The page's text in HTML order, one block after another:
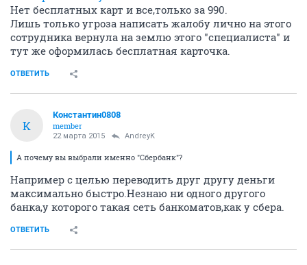
Нет бесплатных карт и все,только за 990.
Лишь только угроза написать жалобу лично на этого
сотрудника вернула на землю этого "специалиста" и
тут же оформилась бесплатная карточка.
ОТВЕТИТЬ
К
Константин0808
member
22 марта 2015 AndreyK
А почему вы выбрали именно "Сбербанк"?
Например с целью переводить друг другу деньги
максимально быстро.Незнаю ни одного другого
банка,у которого такая сеть банкоматов,как у сбера.
ОТВЕТИТЬ